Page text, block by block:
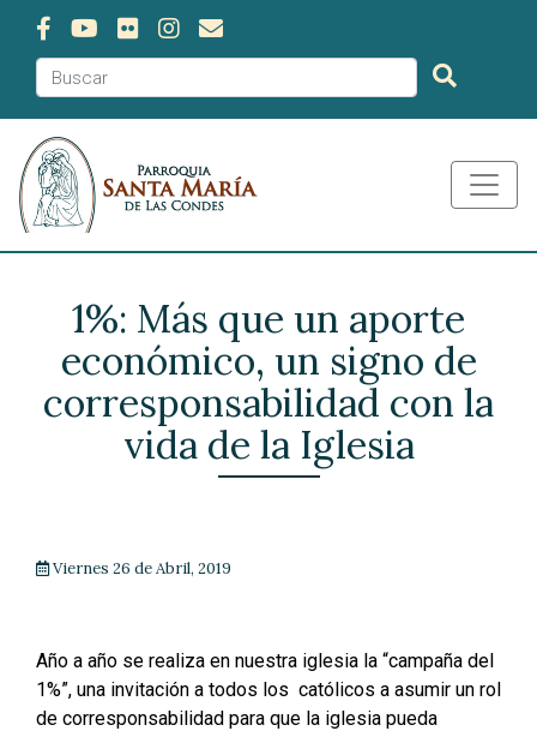
1%: Más que un aporte
económico, un signo de
corresponsabilidad con la
vida de la Iglesia
Viernes 26 de Abril, 2019
Año a año se realiza en nuestra iglesia la “campaña del
1%”, una invitación a todos los católicos a asumir un rol
de corresponsabilidad para que la iglesia pueda